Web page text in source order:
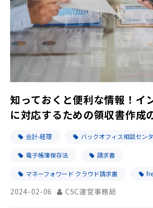
お役立ち記事
セミナー
知っておくと便利な情報！イ
に対応するための領収書作成
ご紹介！
会計-経理 バックオフィス相談セン
電子帳簿保存法 請求書
マネーフォワード クラウド請求書
2024-02-06 CSC運営事務局